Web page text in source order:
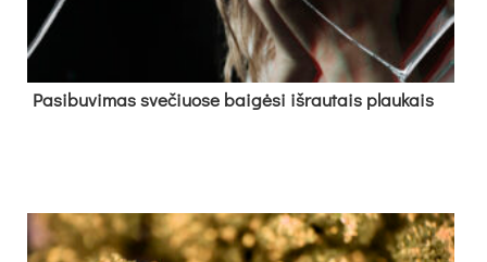
Pa­si­bu­vi­mas sve­čiuo­se bai­gė­si iš­rau­tais plau­kais